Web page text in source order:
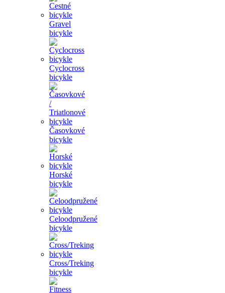
Gravel
bicykle
Cyclocross
bicykle
Časovkové
bicykle
Horské
bicykle
Celoodpružené
bicykle
Cross/Treking
bicykle